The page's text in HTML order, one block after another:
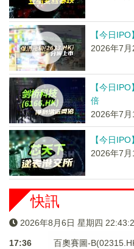
【今日
2026年7
【今日
倍
2026年7
【今日
2026年7
快訊
2026年8月6日 星期四
17:36
百奧賽圖-